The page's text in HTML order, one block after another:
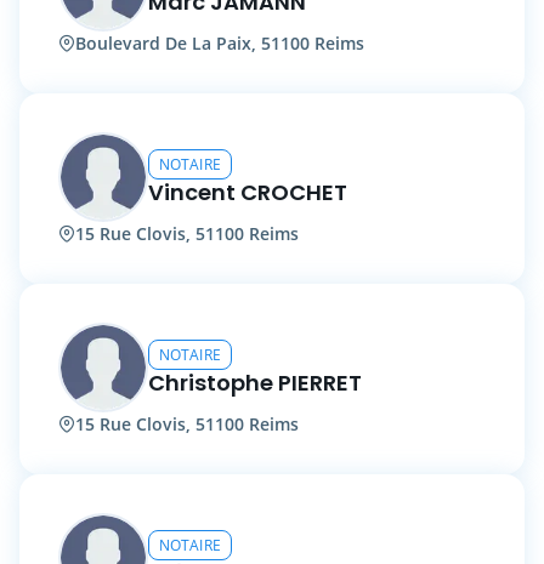
Boulevard De La Paix, 51100 Reims
NOTAIRE
Vincent CROCHET
15 Rue Clovis, 51100 Reims
NOTAIRE
Christophe PIERRET
15 Rue Clovis, 51100 Reims
NOTAIRE